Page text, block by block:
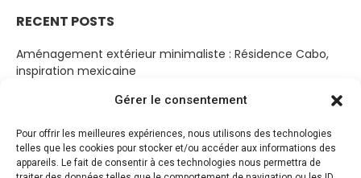
Gérer le consentement
Pour offrir les meilleures expériences, nous utilisons des technologies
telles que les cookies pour stocker et/ou accéder aux informations des
appareils. Le fait de consentir à ces technologies nous permettra de
RECENT POSTS
Aménagement extérieur minimaliste : Résidence Cabo,
inspiration mexicaine
14 mars 2023
Jardin de sérénité